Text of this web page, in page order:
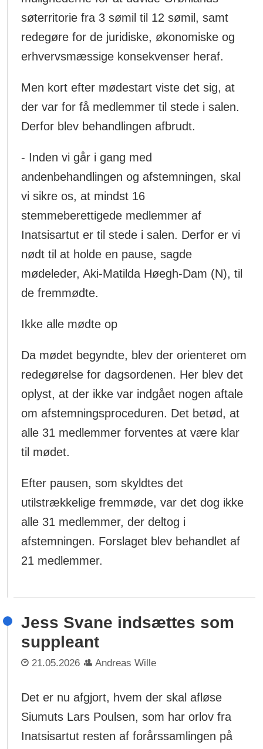
søterritorie fra 3 sømil til 12 sømil, samt
redegøre for de juridiske, økonomiske og
erhvervsmæssige konsekvenser heraf.
Men kort efter mødestart viste det sig, at
der var for få medlemmer til stede i salen.
Derfor blev behandlingen afbrudt.
- Inden vi går i gang med
andenbehandlingen og afstemningen, skal
vi sikre os, at mindst 16
stemmeberettigede medlemmer af
Inatsisartut er til stede i salen. Derfor er vi
nødt til at holde en pause, sagde
mødeleder, Aki-Matilda Høegh-Dam (N), til
de fremmødte.
Ikke alle mødte op
Da mødet begyndte, blev der orienteret om
redegørelse for dagsordenen. Her blev det
oplyst, at der ikke var indgået nogen aftale
om afstemningsproceduren. Det betød, at
alle 31 medlemmer forventes at være klar
til mødet.
Efter pausen, som skyldtes det
utilstrækkelige fremmøde, var det dog ikke
alle 31 medlemmer, der deltog i
afstemningen. Forslaget blev behandlet af
21 medlemmer.
Jess Svane indsættes som
suppleant
21.05.2026 Andreas Wille
Det er nu afgjort, hvem der skal afløse
Siumuts Lars Poulsen, som har orlov fra
Inatsisartut resten af forårssamlingen på